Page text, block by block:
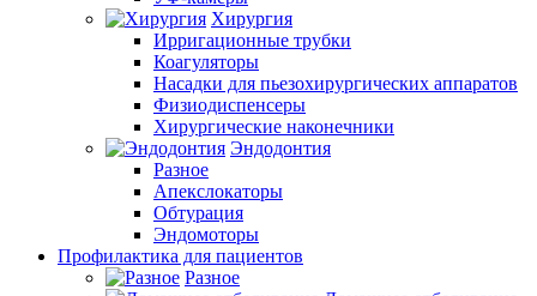
Хирургия
Ирригационные трубки
Коагуляторы
Насадки для пьезохирургических аппаратов
Физиодиспенсеры
Хирургические наконечники
Эндодонтия
Разное
Апекслокаторы
Обтурация
Эндомоторы
Профилактика для пациентов
Разное